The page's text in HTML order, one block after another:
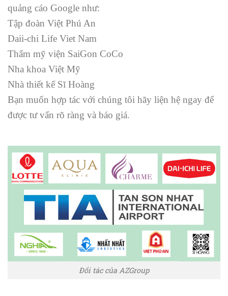
quảng cáo Google như:
Tập đoàn Việt Phú An
Daii-chi Life Viet Nam
Thẩm mỹ viện SaiGon CoCo
Nha khoa Việt Mỹ
Nhà thiết kế Sĩ Hoàng
Bạn muốn hợp tác với chúng tôi hãy liện hệ ngay để
được tư vấn rõ ràng và báo giá.
Đối tác của AZGroup